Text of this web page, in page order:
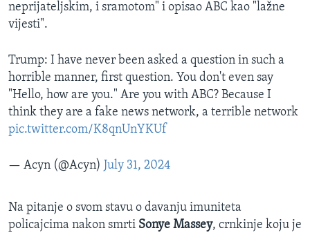
neprijateljskim, i sramotom" i opisao ABC kao "lažne
vijesti".
Trump: I have never been asked a question in such a
horrible manner, first question. You don't even say
"Hello, how are you." Are you with ABC? Because I
think they are a fake news network, a terrible network
pic.twitter.com/K8qnUnYKUf
— Acyn (@Acyn) July 31, 2024
Na pitanje o svom stavu o davanju imuniteta
policajcima nakon smrti Sonye Massey, crnkinje koju je